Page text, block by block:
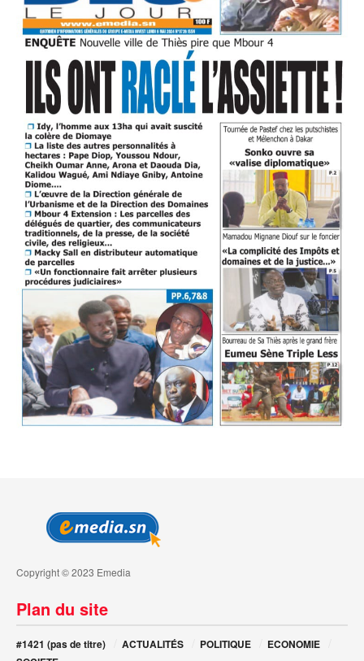
Copyright © 2023 Emedia
Plan du site
#1421 (pas de titre) ACTUALITÉS POLITIQUE
ECONOMIE